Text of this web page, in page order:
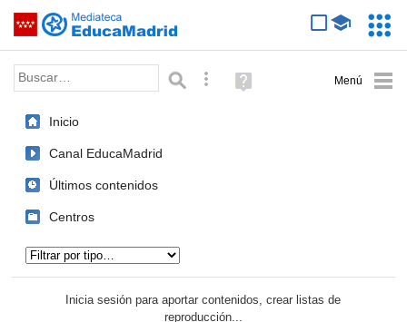
Saltar navegación
Palabra o frase: Búsqueda avanzada
Ayuda
(en
Inicio
Canal EducaMadrid
Últimos contenidos
Centros
Inicia sesión para aportar contenidos, crear listas de
reproducción...